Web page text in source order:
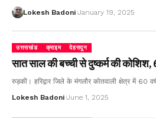
Lokesh Badoni January 19, 2025
उत्तराखंड क्राइम देहरादून
सात साल की बच्ची से दुष्कर्म की
रुड़की। हरिद्वार जिले के मंगलौर कोतवाली क्षेत्र में 60
Lokesh Badoni June 1, 2025